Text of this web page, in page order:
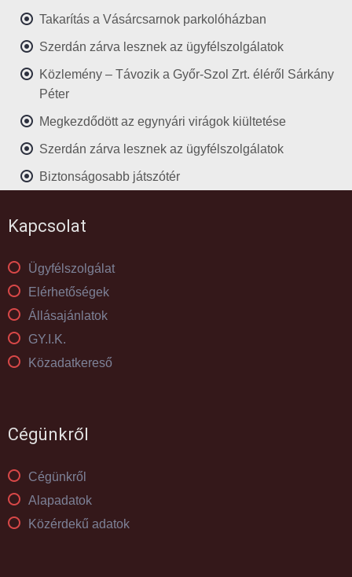
Takarítás a Vásárcsarnok parkolóházban
Szerdán zárva lesznek az ügyfélszolgálatok
Közlemény – Távozik a Győr-Szol Zrt. éléről Sárkány
Péter
Megkezdődött az egynyári virágok kiültetése
Szerdán zárva lesznek az ügyfélszolgálatok
Biztonságosabb játszótér
Kapcsolat
Ügyfélszolgálat
Elérhetőségek
Állásajánlatok
GY.I.K.
Közadatkereső
Cégünkről
Cégünkről
Alapadatok
Közérdekű adatok